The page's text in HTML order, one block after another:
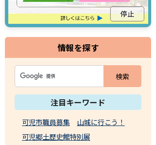
停止
情報を探す
注目キーワード
可児市職員募集
山城に行こう！
可児郷土歴史館特別展